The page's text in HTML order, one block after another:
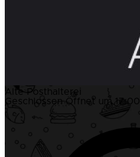
Alte Posthalterei
Geschlossen Öffnet um 17:00